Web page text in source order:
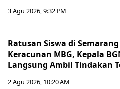
3 Agu 2026, 9:32 PM
Ratusan Siswa di
Keracunan MBG, Kepala
Langsung Ambil Tindakan
2 Agu 2026, 10:20 AM